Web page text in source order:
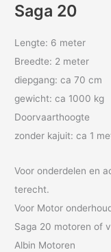
Saga 20
Lengte: 6 meter
Breedte: 2 meter
diepgang: ca 70 cm
gewicht: ca 1000 kg
Doorvaarthoogte
zonder kajuit: ca 1
Voor onderdelen en
terecht.
Voor Motor
Saga 20 motoren of
Albin Motoren